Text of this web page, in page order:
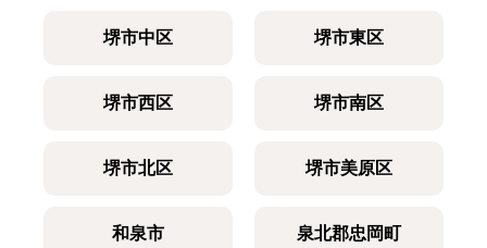
堺市中区 堺市東区
堺市西区 堺市南区
堺市北区 堺市美原区
和泉市 泉北郡忠岡町